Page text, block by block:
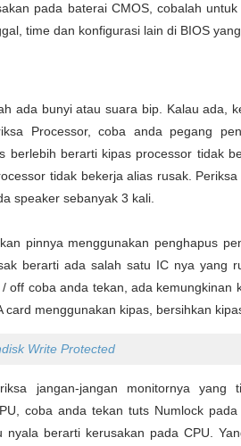
pada baterai CMOS, cobalah
time dan konfigurasi lain di BIOS yang
ada bunyi atau suara bip. Kalau ada,
Processor, coba anda pegang
berlebih berarti kipas processor tidak
tidak bekerja alias rusak.
speaker sebanyak 3 kali.
pinnya menggunakan penghapus
berarti ada salah satu IC nya yang
off coba anda tekan, ada kemungkinan
menggunakan kipas, bersihkan
Write Protected
jangan-jangan monitornya yang
coba anda tekan tuts Numlock
berarti kerusakan pada CPU.